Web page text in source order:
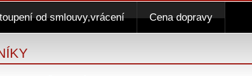
od smlouvy,vrácení Cena dopravy